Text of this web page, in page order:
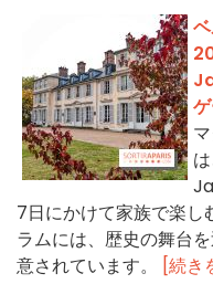
7日にかけて家族で楽し
ラムには、歴史の舞台
意されています。
[続き